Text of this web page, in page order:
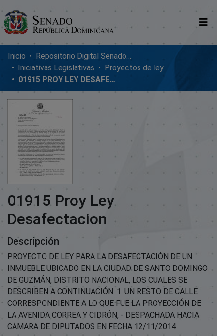
Comunidades
Glosario
Nosotros
Inicio
Repositorio Digital SenadoRD
Iniciativas Legislativas
Proyectos de ley
01915 PROY LEY DESAFECTACION
01915 Proy Ley
Desafectacion
Descripción
PROYECTO DE LEY PARA LA DESAFECTACIÓN DE UN
INMUEBLE UBICADO EN LA CIUDAD DE SANTO DOMINGO
DE GUZMÁN, DISTRITO NACIONAL, LOS CUALES SE
DESCRIBEN A CONTINUACIÓN: 1. UN RESTO DE CALLE
CORRESPONDIENTE A LO QUE FUE LA PROYECCIÓN DE
LA AVENIDA CORREA Y CIDRÓN, - DESPACHADA HACIA
CÁMARA DE DIPUTADOS EN FECHA 12/11/2014